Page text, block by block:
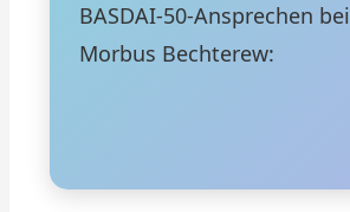
BASDAI-50-Ansprechen bei
Morbus Bechterew: